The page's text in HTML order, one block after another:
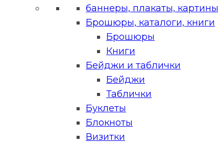
баннеры, плакаты, картины
Брошюры, каталоги, книги
Брошюры
Книги
Бейджи и таблички
Бейджи
Таблички
Буклеты
Блокноты
Визитки